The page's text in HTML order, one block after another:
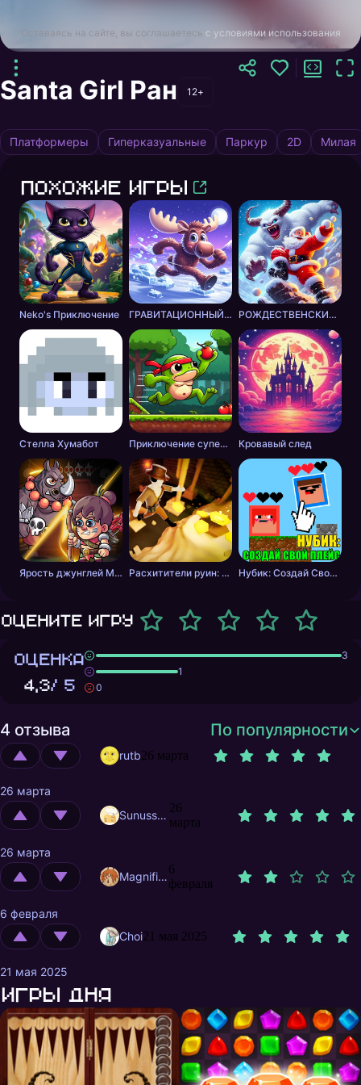
Оставаясь на сайте, вы соглашаетесь с условиями использования
Santa Girl Ран 12+
Платформеры Гиперказуальные Паркур 2D Милая
Похожие игры
Neko's Приключение ГРАВИТАЦИОННЫЙ ЛОСЬ РОЖДЕСТВЕНСКИЕ ПРИКЛЮЧЕНИЯ
Стелла Хумабот Приключение супер лягушки Кровавый след
Ярость джунглей Мутант Носорог Хаос Расхитители руин: паркур Нубик: Создай Свой Плейс
Оцените игру
ОЦЕНКА
4,3/ 5
3
1
0
4 отзыва По популярности
rutb26 марта
26 марта
Sunusstex
26
марта
26 марта
MagnificentMrFox
6
февраля
6 февраля
Choi21 мая 2025
21 мая 2025
Игры дня